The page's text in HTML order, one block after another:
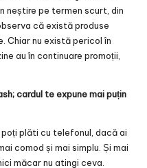
neștire pe termen scurt, din
că există produse
Chiar nu există pericol în
au în continuare promoții,
cardul te expune mai puțin
plăti cu telefonul, dacă ai
comod și mai simplu. Și mai
măcar nu atingi ceva.